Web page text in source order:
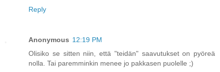
Reply
Anonymous 12:19 PM
Olisiko se sitten niin, että "teidän" saavutukset on pyöreä
nolla. Tai paremminkin menee jo pakkasen puolelle ;)